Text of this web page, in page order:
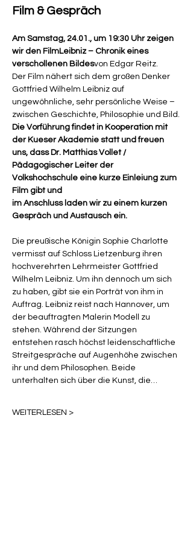
Film & Gespräch
Am Samstag, 24.01., um 19:30 Uhr zeigen
wir den FilmLeibniz – Chronik eines
verschollenen Bildesvon Edgar Reitz.
Der Film nähert sich dem großen Denker
Gottfried Wilhelm Leibniz auf
ungewöhnliche, sehr persönliche Weise –
zwischen Geschichte, Philosophie und Bild.
Die Vorführung findet in Kooperation mit
der Kueser Akademie statt und freuen
uns, dass Dr. Matthias Vollet /
Pädagogischer Leiter der
Volkshochschule eine kurze Einleiung zum
Film gibt und
im Anschluss laden wir zu einem kurzen
Gespräch und Austausch ein.
Die preußische Königin Sophie Charlotte
vermisst auf Schloss Lietzenburg ihren
hochverehrten Lehrmeister Gottfried
Wilhelm Leibniz. Um ihn dennoch um sich
zu haben, gibt sie ein Porträt von ihm in
Auftrag. Leibniz reist nach Hannover, um
der beauftragten Malerin Modell zu
stehen. Während der Sitzungen
entstehen rasch höchst leidenschaftliche
Streitgespräche auf Augenhöhe zwischen
ihr und dem Philosophen. Beide
unterhalten sich über die Kunst, die…
WEITERLESEN >